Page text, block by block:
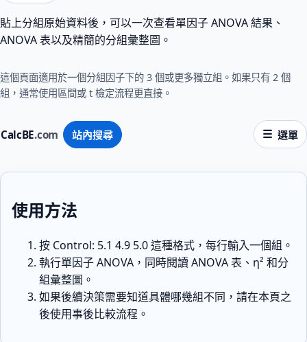
CalcBE.com 站內搜尋 選單
貼上分組原始資料後，可以一次查看單因子 ANOVA 結果、
ANOVA 表以及精簡的分組彙整圖。
這個頁面適用於一個分組因子下的 3 個或更多獨立組。如果只有 2 個
組，通常使用區間或 t 檢定流程更直接。
使用方法
按 Control: 5.1 4.9 5.0這種格式，每行輸入一個組。
執行單因子 ANOVA，同時閱讀 ANOVA 表、η² 和分
組彙整圖。
如果後續決策需要知道具體哪幾組不同，請在本頁之
後使用事後比較流程。